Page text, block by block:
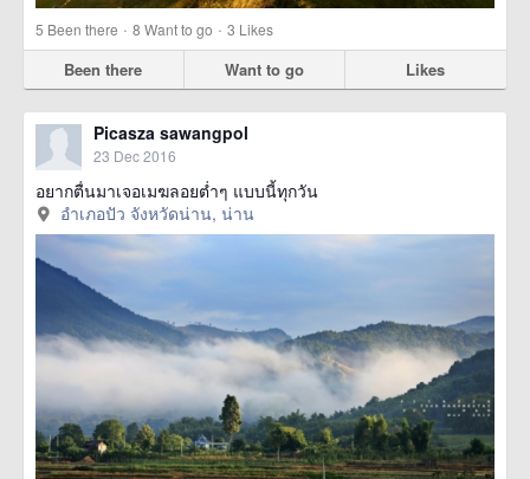
5 Been there · 8 Want to go · 3 Likes
Been there Want to go Likes
Picasza sawangpol
23 Dec 2016
อยากตื่นมาเจอเมฆลอยต่ำๆ แบบนี้ทุกวัน
อำเภอปัว จังหวัดน่าน, น่าน